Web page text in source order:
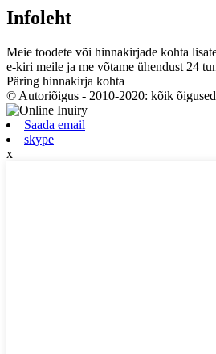
Infoleht
Meie toodete või hinnakirjade kohta
e-kiri meile ja me võtame ühendust 24
Päring hinnakirja kohta
© Autoriõigus - 2010-2020: kõik
Saada email
skype
x